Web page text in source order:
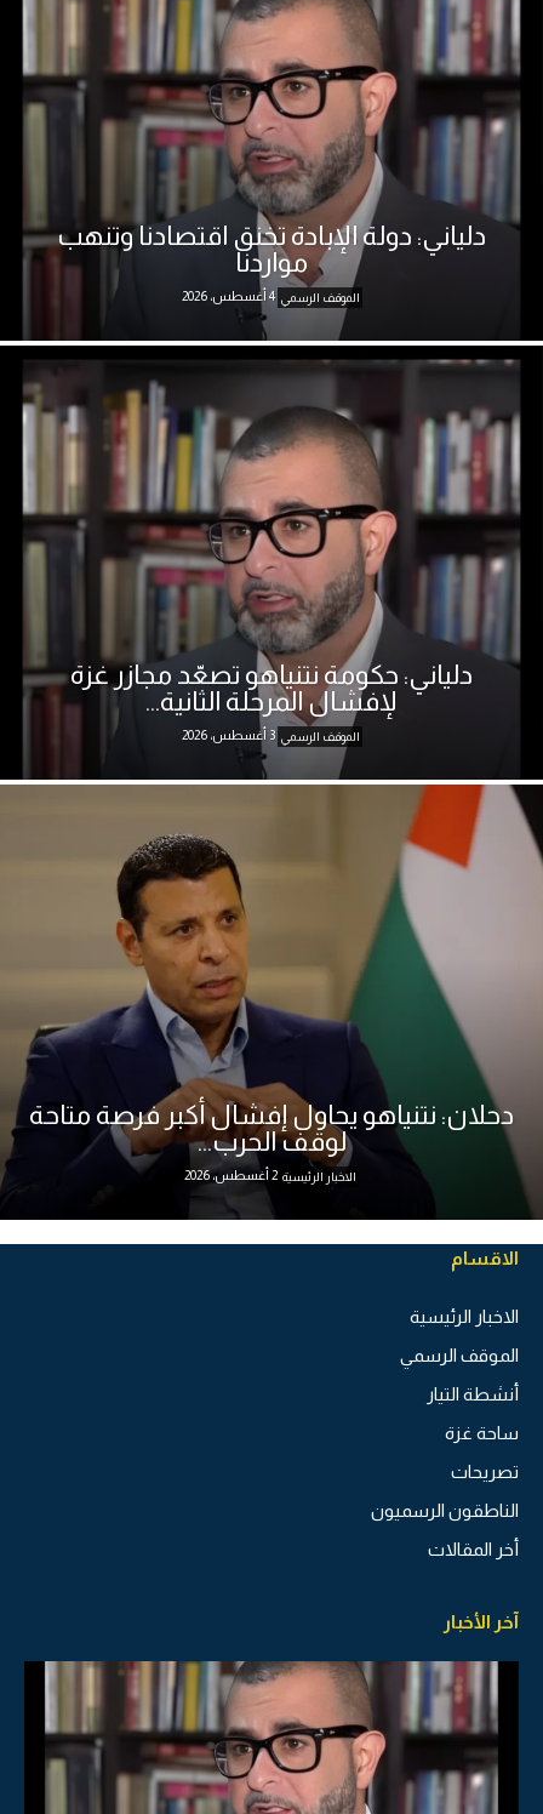
دلياني: دولة الإبادة تخنق اقتصادنا وتنهب
مواردنا
الموقف الرسمي 4 أغسطس، 2026
دلياني: حكومة نتنياهو تصعّد مجازر غزة
لإفشال المرحلة الثانية...
الموقف الرسمي 3 أغسطس، 2026
دحلان: نتنياهو يحاول إفشال أكبر فرصة متاحة
لوقف الحرب...
الاخبار الرئيسية 2 أغسطس، 2026
الاقسام
الاخبار الرئيسية
الموقف الرسمي
أنشطة التيار
ساحة غزة
تصريحات
الناطقون الرسميون
أخر المقالات
آخر الأخبار